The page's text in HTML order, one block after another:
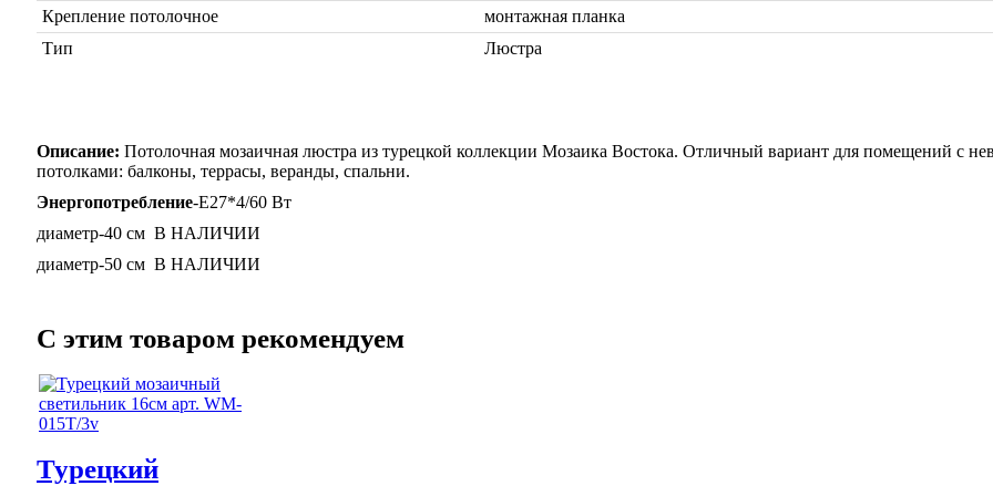
Крепление потолочное
монтажная планка
Тип
Люстра
Описание: Потолочная мозаичная люстра из турецкой коллекции Мозаика Востока. Отличный вариант для помещений с
потолками: балконы, террасы, веранды, спальни.
Энергопотребление-Е27*4/60 Вт
диаметр-40 см В НАЛИЧИИ
диаметр-50 см В НАЛИЧИИ
C этим товаром рекомендуем
Турецкий